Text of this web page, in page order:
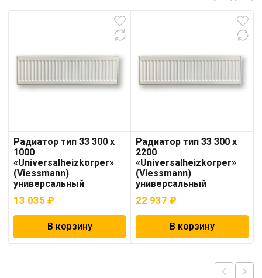
Радиатор тип 33 300 x
1000
«Universalheizkorper»
(Viessmann)
универсальный
13 035 ₽
В корзину
Радиатор тип 33 300 x
2200
«Universalheizkorper»
(Viessmann)
универсальный
22 937₽
В корзину